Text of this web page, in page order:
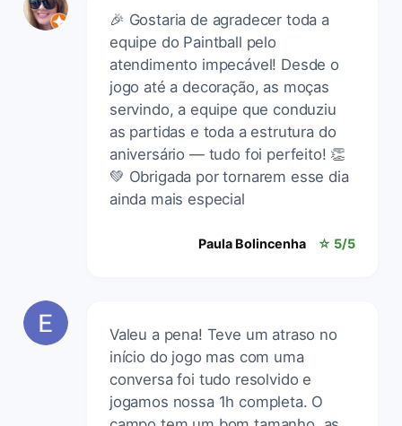
🎉 Gostaria de agradecer toda a
equipe do Paintball pelo
atendimento impecável! Desde o
jogo até a decoração, as moças
servindo, a equipe que conduziu
as partidas e toda a estrutura do
aniversário — tudo foi perfeito! 👏
💚 Obrigada por tornarem esse dia
ainda mais especial
Paula Bolincenha ☆ 5/5
Valeu a pena! Teve um atraso no
início do jogo mas com uma
conversa foi tudo resolvido e
jogamos nossa 1h completa. O